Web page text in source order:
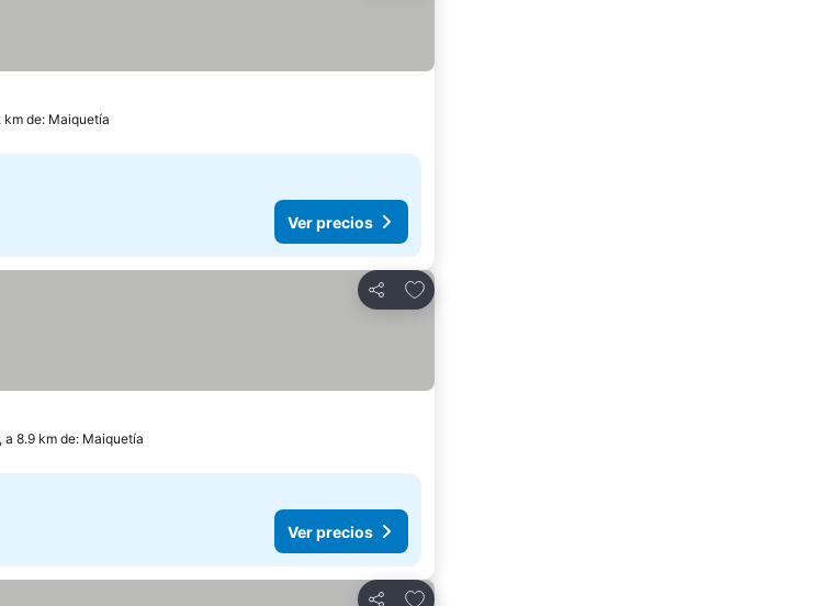
km de: Maiquetía
Ver precios
Compartir
Agregar a favoritos
a 8.9 km de: Maiquetía
Ver precios
Agregar a favoritos